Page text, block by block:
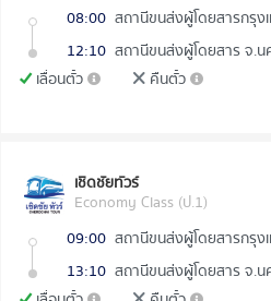
08:00 สถานีขนส่งผู้โดยสารกรุ
12:10 สถานีขนส่งผู้โดยสาร จ.
เลื่อนตั๋ว
คืนตั๋ว
เชิดชัยทัวร์
Economy Class (ป.1)
09:00 สถานีขนส่งผู้โดยสารกรุ
13:10 สถานีขนส่งผู้โดยสาร จ.